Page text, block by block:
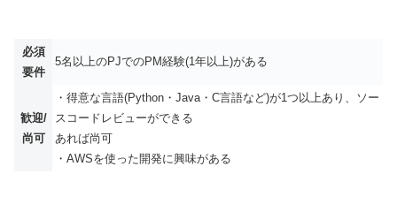
必須
要件
5名以上のPJでのPM経験(1年以上)がある
歓迎/
尚可
・得意な言語(Python・Java・C言語など)が1つ以上あり、ソー
スコードレビューができる
あれば尚可
・AWSを使った開発に興味がある